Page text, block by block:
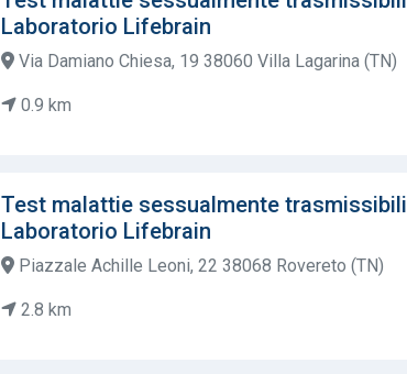
Laboratorio Lifebrain
Via Damiano Chiesa, 19 38060 Villa Lagarina (TN)
0.9 km
Test malattie sessualmente trasmissibili
Laboratorio Lifebrain
Piazzale Achille Leoni, 22 38068 Rovereto (TN)
2.8 km